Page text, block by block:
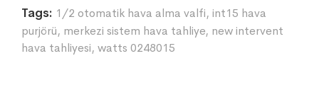
Tags: 1/2 otomatik hava alma valfi, int15 hava
purjörü, merkezi sistem hava tahliye, new intervent
hava tahliyesi, watts 0248015